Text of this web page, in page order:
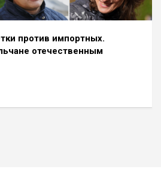
против импортных.
отечественным